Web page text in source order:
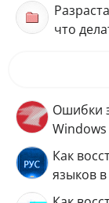
что
Ошибки
Windows
Как
языков